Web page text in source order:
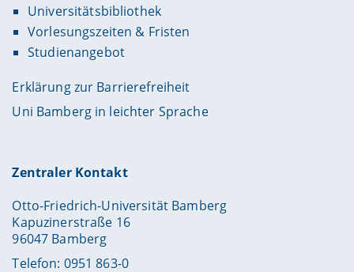
Universitätsbibliothek
Vorlesungszeiten & Fristen
Studienangebot
Erklärung zur Barrierefreiheit
Uni Bamberg in leichter Sprache
Zentraler Kontakt
Otto-Friedrich-Universität Bamberg
Kapuzinerstraße 16
96047 Bamberg
Telefon: 0951 863-0